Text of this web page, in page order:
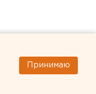
Принимаю